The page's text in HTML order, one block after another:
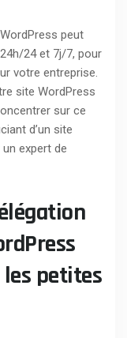
peut
24 et 7j/7, pour
votre entreprise.
site WordPress
sur ce
d’un site
expert de
petites